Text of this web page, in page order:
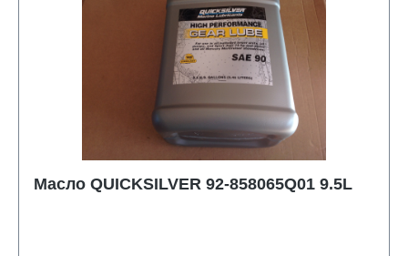
Масло QUICKSILVER 92-858065Q01 9.5L